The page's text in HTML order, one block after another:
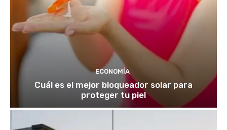
ECONOMÍA
Cuál es el mejor bloqueador solar para
proteger tu piel